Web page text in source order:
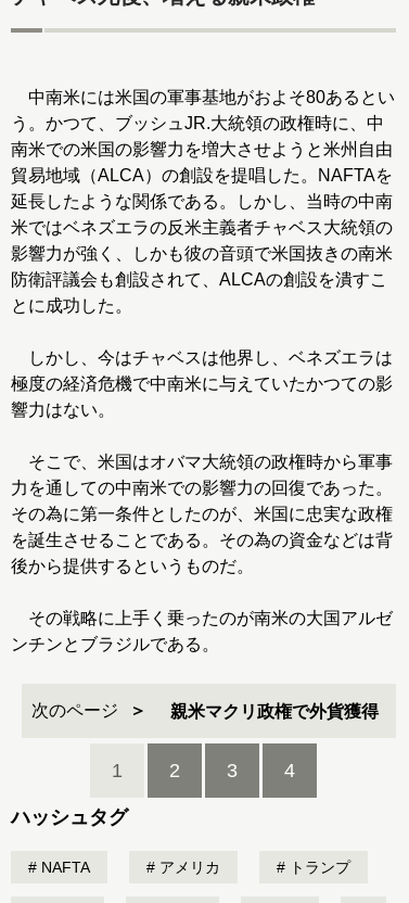
中南米には米国の軍事基地がおよそ80あるとい
う。かつて、ブッシュJR.大統領の政権時に、中
南米での米国の影響力を増大させようと米州自由
貿易地域（ALCA）の創設を提唱した。NAFTAを
延長したような関係である。しかし、当時の中南
米ではベネズエラの反米主義者チャベス大統領の
影響力が強く、しかも彼の音頭で米国抜きの南米
防衛評議会も創設されて、ALCAの創設を潰すこ
とに成功した。
しかし、今はチャベスは他界し、ベネズエラは
極度の経済危機で中南米に与えていたかつての影
響力はない。
そこで、米国はオバマ大統領の政権時から軍事
力を通しての中南米での影響力の回復であった。
その為に第一条件としたのが、米国に忠実な政権
を誕生させることである。その為の資金などは背
後から提供するというものだ。
その戦略に上手く乗ったのが南米の大国アルゼ
ンチンとブラジルである。
次のページ 親米マクリ政権で外貨獲得
1 2 3 4
ハッシュタグ
NAFTA アメリカ トランプ